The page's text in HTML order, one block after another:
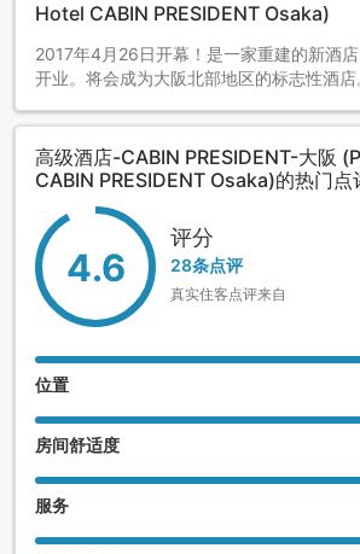
Hotel CABIN PRESIDENT Osaka)
2017年4月26日开幕！是一家重建的新酒
开业。将会成为大阪北部地区的标志性酒店
高级酒店-CABIN PRESIDENT-大阪
CABIN PRESIDENT Osaka)的热门点
4.6
评分
28条点评
真实住客点评来自
位置
房间舒适度
服务